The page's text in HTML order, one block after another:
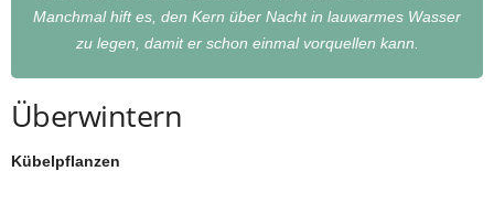
Manchmal hift es, den Kern über Nacht in lauwarmes Wasser
zu legen, damit er schon einmal vorquellen kann.
Überwintern
Kübelpflanzen